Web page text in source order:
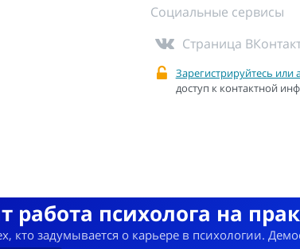
Социальные сервисы
Страница
Зарегистрируйтесь или
доступ к контактной
работа психолога на
кто задумывается о карьере в психологии.